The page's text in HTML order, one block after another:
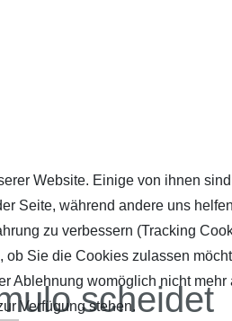
scheidet
Website. Einige von ihnen sind
Seite, während andere uns
zu verbessern (Tracking
ob Sie die Cookies zulassen
Ablehnung womöglich nicht mehr
Verfügung stehen.